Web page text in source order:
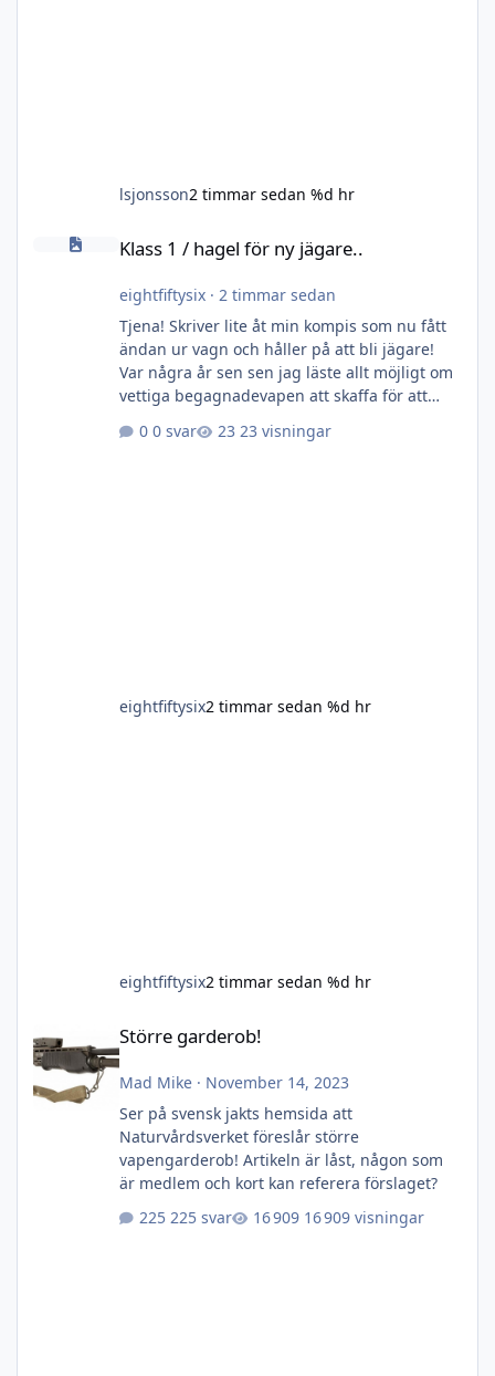
lsjonsson2 timmar sedan %d hr
Klass 1 / hagel för ny jägare..
Klass 1 / hagel för ny jägare..
eightfiftysix· 2 timmar sedan
Tjena! Skriver lite åt min kompis som nu fått
ändan ur vagn och håller på att bli jägare!
Var några år sen sen jag läste allt möjligt om
vettiga begagnadevapen att skaffa för att
ut på jakter i vinter då jag redan vet att han
0 svar 23 visningar
eightfiftysix2 timmar sedan %d hr
eightfiftysix2 timmar sedan %d hr
Större garderob!
Mad Mike· November 14, 2023
Ser på svensk jakts hemsida att
Naturvårdsverket föreslår större
vapengarderob! Artikeln är låst, någon som
är medlem och kort kan referera förslaget?
225 svar
16 909 visningar